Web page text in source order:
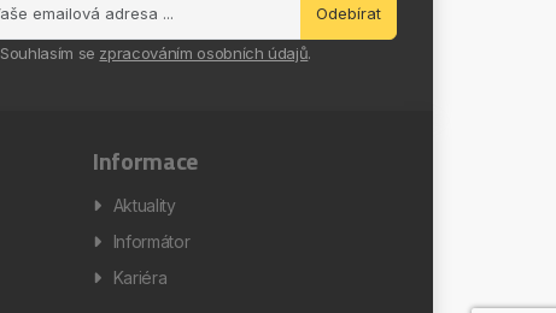
Odebírat
Souhlasím se zpracováním osobních údajů.
Informace
Aktuality
Informátor
Kariéra